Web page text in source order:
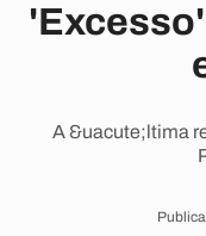
A &uacute;ltima